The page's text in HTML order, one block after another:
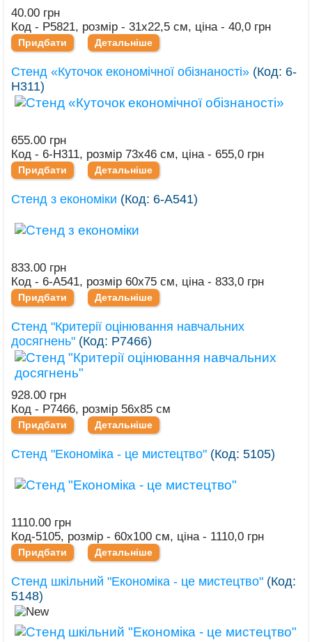
40.00 грн
Код - Р5821, розмір - 31х22,5 см, ціна - 40,0 грн
Придбати Детальніше
Стенд «Куточок економічної обізнаності» (Код: 6-
Н311)
655.00 грн
Код - 6-Н311, розмір 73х46 см, ціна - 655,0 грн
Придбати Детальніше
Стенд з економіки (Код: 6-А541)
833.00 грн
Код - 6-А541, розмір 60х75 см, ціна - 833,0 грн
Придбати Детальніше
Стенд "Критерії оцінювання навчальних
досягнень" (Код: Р7466)
928.00 грн
Код - Р7466, розмір 56х85 см
Придбати Детальніше
Стенд "Економіка - це мистецтво" (Код:5105)
1110.00 грн
Код-5105, розмір - 60х100 см, ціна - 1110,0 грн
Придбати Детальніше
Стенд шкільний "Економіка - це мистецтво" (Код:
5148)